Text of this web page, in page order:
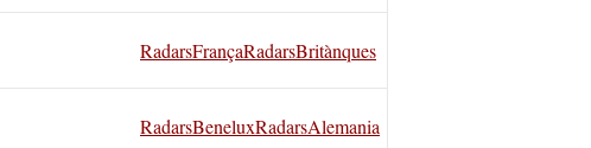
RadarsFrançaRadarsBritànques
RadarsBeneluxRadarsAlemania